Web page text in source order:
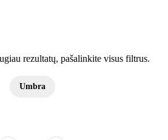
rezultatų, pašalinkite visus filtrus.
Umbra